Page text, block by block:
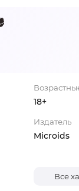
18+
Издатель
Microids
Все